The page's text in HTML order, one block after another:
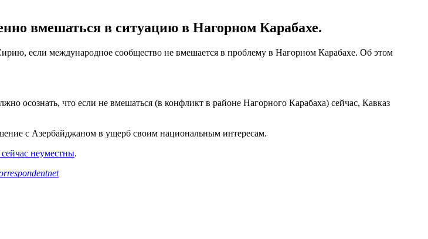
вмешаться в ситуацию в Нагорном Карабахе.
если международное сообщество не вмешается в проблему в Нагорном Карабахе. Об этом
осознать, что если не вмешаться (в конфликт в районе Нагорного Карабаха) сейчас, Кавказ
с Азербайджаном в ущерб своим национальным интересам.
неуместны.